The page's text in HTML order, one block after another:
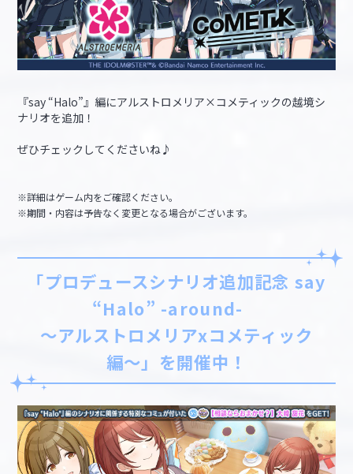
『say “Halo”』編にアルストロメリア×コメティックの越境シ
ナリオを追加！
ぜひチェックしてくださいね♪
※詳細はゲーム内をご確認ください。
※期間・内容は予告なく変更となる場合がございます。
「プロデュースシナリオ追加記念 say
“Halo” -around-
〜アルストロメリアxコメティック
編〜」を開催中！